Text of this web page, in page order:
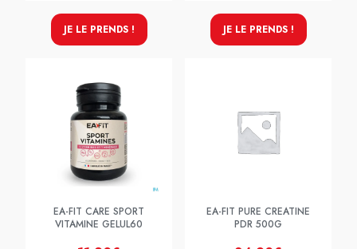
JE LE PRENDS ! JE LE PRENDS !
EA-FIT CARE SPORT
VITAMINE GELUL60
EA-FIT PURE CREATINE
PDR 500G